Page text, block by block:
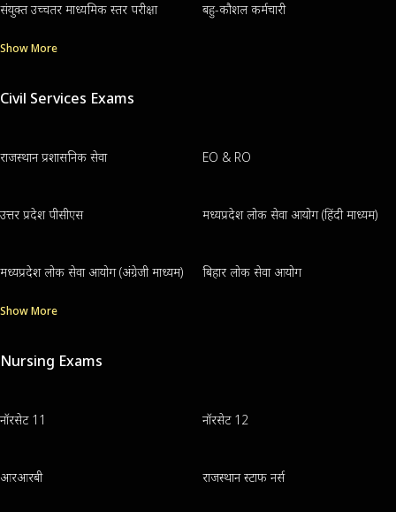
संयुक्त उच्चतर माध्यमिक स्तर परीक्षा बहु-कौशल कर्मचारी
Show More
Civil Services Exams
राजस्थान प्रशासनिक सेवा EO & RO
उत्तर प्रदेश पीसीएस मध्यप्रदेश लोक सेवा आयोग (हिंदी माध्यम)
मध्यप्रदेश लोक सेवा आयोग (अंग्रेजी माध्यम) बिहार लोक सेवा आयोग
Show More
Nursing Exams
नॉरसेट 11 नॉरसेट 12
आरआरबी राजस्थान स्टाफ नर्स